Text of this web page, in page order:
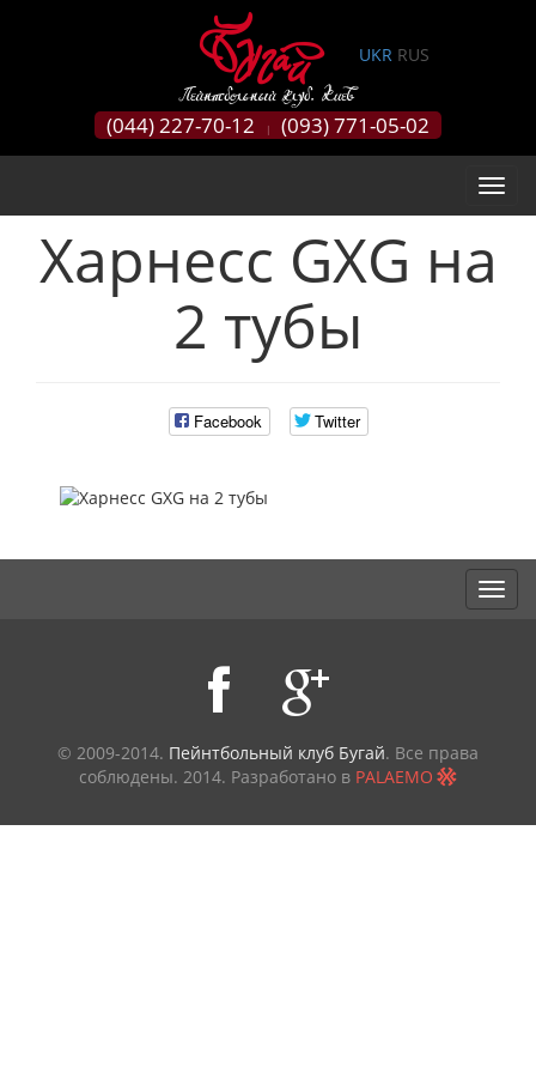
UKR RUS
(044) 227-70-12 | (093) 771-05-02
Харнесс GXG на
2 тубы
Facebook Twitter
© 2009-2014. Пейнтбольный клуб Бугай. Все права
соблюдены. 2014. Разработано в PALAEMO